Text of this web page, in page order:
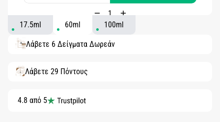
17.5ml 60ml 100ml
Λάβετε 6 Δείγματα Δωρεάν
Λάβετε 29 Πόντους
4.8 από 5